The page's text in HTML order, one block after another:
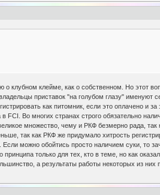
клубном клейме, как о собственном. Но этот
приставок "на голубом глазу" именуют
как питомник, если это оплачено и
Во многих странах строго обязательно
множество, чему и РКФ безмерно рада, так
так как РКФ же придумало хитрость
Если можно обойтись просто наличием суки, то
только для тех, кто в теме, но как
а результаты работы некоторых из них